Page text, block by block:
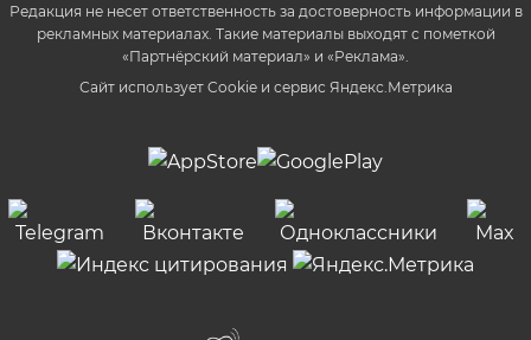
Редакция не несет ответственность за достоверность информации в
рекламных материалах. Такие материалы выходят с пометкой
«Партнёрский материал» и «Реклама».
Сайт использует Cookie и сервиc Яндекс.Метрика